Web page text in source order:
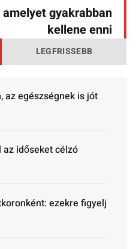
gyakrabban
kellene enni
LEGFRISSEBB
az egészségnek is jót
időseket célzó
ezekre figyelj